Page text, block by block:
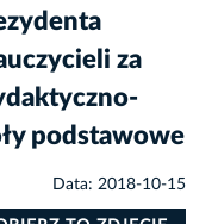
za
podstawowe
Data: 2018-10-15